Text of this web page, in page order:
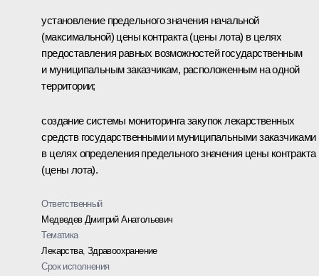
установление предельного значения начальной
(максимальной) цены контракта (цены лота) в целях
предоставления равных возможностей государственным
и муниципальным заказчикам, расположенным на одной
территории;
создание системы мониторинга закупок лекарственных
средств государственными и муниципальными заказчиками
в целях определения предельного значения цены контракта
(цены лота).
Ответственный
Медведев Дмитрий Анатольевич
Тематика
Лекарства, Здравоохранение
Срок исполнения